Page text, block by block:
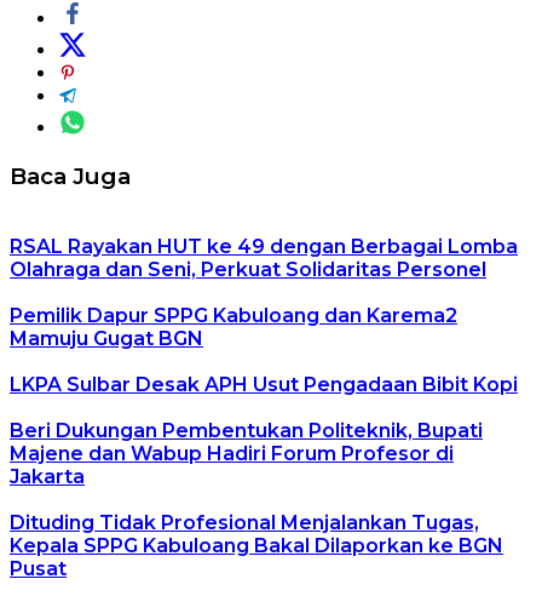
Baca Juga
RSAL Rayakan HUT ke 49 dengan Berbagai Lomba
Olahraga dan Seni, Perkuat Solidaritas Personel
Pemilik Dapur SPPG Kabuloang dan Karema2
Mamuju Gugat BGN
LKPA Sulbar Desak APH Usut Pengadaan Bibit Kopi
Beri Dukungan Pembentukan Politeknik, Bupati
Majene dan Wabup Hadiri Forum Profesor di
Jakarta
Dituding Tidak Profesional Menjalankan Tugas,
Kepala SPPG Kabuloang Bakal Dilaporkan ke BGN
Pusat